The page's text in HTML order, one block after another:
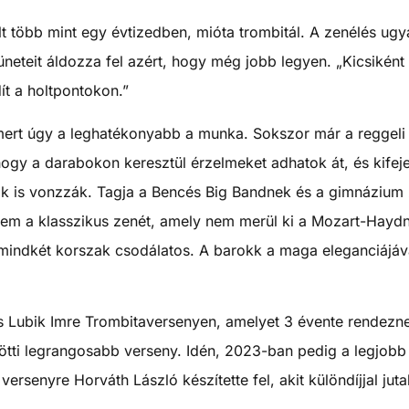
mint egy évtizedben, mióta trombitál. A zenélés
áldozza fel azért, hogy még jobb legyen.
a holtpontokon.”
úgy a leghatékonyabb a munka. Sokszor már a
a darabokon keresztül érzelmeket adhatok át, és
vonzzák. Tagja a Bencés Big Bandnek és a
a klasszikus zenét, amely nem merül ki a Mozart-
korszak csodálatos. A barokk a maga
Imre Trombitaversenyen, amelyet 3 évente
legrangosabb verseny. Idén, 2023-ban pedig a
Horváth László készítette fel, akit különdíjjal